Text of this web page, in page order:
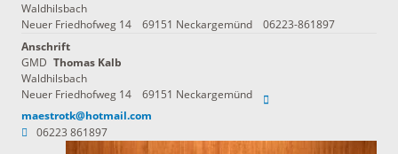
Waldhilsbach
Neuer Friedhofweg 14
69151 Neckargemünd
06223-861897
Anschrift
GMD Thomas Kalb
Waldhilsbach
Neuer Friedhofweg 14
69151 Neckargemünd
maestrotk@hotmail.com
06223 861897